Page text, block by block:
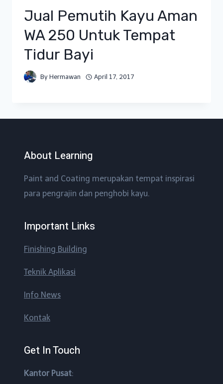
Jual Pemutih Kayu Aman
WA 250 Untuk Tempat
Tidur Bayi
By Hermawan April 17, 2017
About Learning
Paint and Coating merupakan tempat inspirasi
para pengrajin dan penghobi kayu.
Important Links
Finishing Building
Teknik Aplikasi
Info News
Kontak
Get In Touch
Kantor Pusat: